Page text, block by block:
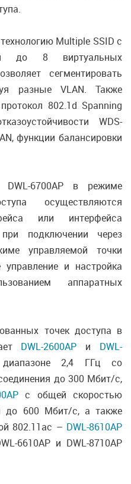
Multiple SSID с
до 8 виртуальных
сегментировать
разные VLAN. Также
802.1d Spanning
WDS-
функции балансировки
DWL-6700AP в режиме
осуществляются
или интерфейса
подключении через
управляемой точки
управление и настройка
аппаратных
точек доступа в
DWL-2600AP и DWL-
2,4 ГГц со
до 300 Мбит/с,
с общей скоростью
до 600 Мбит/с, а также
802.11ac – DWL-8610AP
6610AP и DWL-8710AP